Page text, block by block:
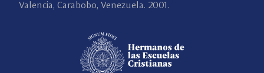
Valencia, Carabobo, Venezuela. 2001.